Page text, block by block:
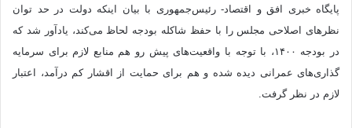
پایگاه خبری افق و اقتصاد- رئیس‌جمهوری با بیان اینکه دولت در حد توان
نظرهای اصلاحی مجلس را با حفظ شاکله بودجه لحاظ می‌کند،‌ یادآور شد که
در بودجه ۱۴۰۰، با توجه با واقعیت‌های پیش رو هم منابع لازم برای سرمایه
گذاری‌های عمرانی دیده شده و هم برای حمایت از اقشار کم درآمد، اعتبار
لازم در نظر گرفت.